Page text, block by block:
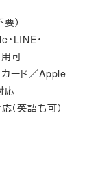
）
LINE・
可
カード／Apple
応
（英語も可）